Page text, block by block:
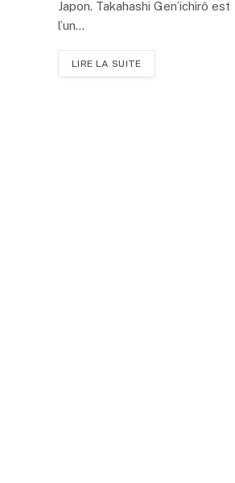
Japon. Takahashi Gen’ichirô est
l’un…
LIRE LA SUITE